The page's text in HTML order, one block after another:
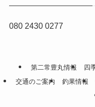
080 2430 0277
第二常豊丸情報 四
交通のご案内
釣果情報